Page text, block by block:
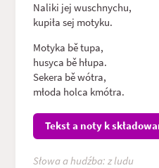
Naliki jej wuschnychu,
kupiła sej motyku.
Motyka bě tupa,
husyca bě hłupa.
Sekera bě wótra,
młoda holca kmótra.
Tekst a noty k
Słowa a hudźba: z ludu